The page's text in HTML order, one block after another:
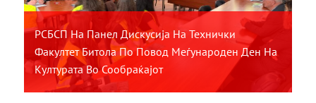
РСБСП На Панел Дискусија На Технички
Факултет Битола По Повод Меѓународен Ден На
Културата Во Сообраќајот